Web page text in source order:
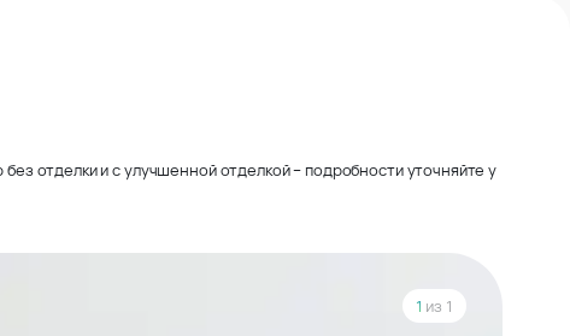
отделки и с улучшенной отделкой – подробности уточняйте у
1 из 1